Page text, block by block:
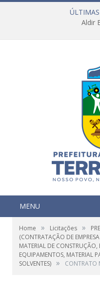
Aldir
MENU
Home » Licitações »
(CONTRATAÇÃO DE
MATERIAL DE CONSTRUÇÃO,
EQUIPAMENTOS, MATERIAL
SOLVENTES) » CONTRATO